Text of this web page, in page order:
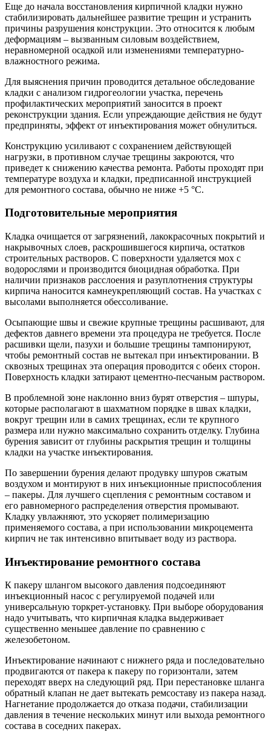
Еще до начала восстановления кирпичной кладки нужно
стабилизировать дальнейшее развитие трещин и устранить
причины разрушения конструкции. Это относится к любым
деформациям – вызванным силовым воздействием,
неравномерной осадкой или изменениями температурно-
влажностного режима.
Для выяснения причин проводится детальное обследование
кладки с анализом гидрогеологии участка, перечень
профилактических мероприятий заносится в проект
реконструкции здания. Если упреждающие действия не будут
предприняты, эффект от инъектирования может обнулиться.
Конструкцию усиливают с сохранением действующей
нагрузки, в противном случае трещины закроются, что
приведет к снижению качества ремонта. Работы проходят при
температуре воздуха и кладки, предписанной инструкцией
для ремонтного состава, обычно не ниже +5 °C.
Подготовительные мероприятия
Кладка очищается от загрязнений, лакокрасочных покрытий и
накрывочных слоев, раскрошившегося кирпича, остатков
строительных растворов. С поверхности удаляется мох с
водорослями и производится биоцидная обработка. При
наличии признаков расслоения и разуплотнения структуры
кирпича наносится камнеукрепляющий состав. На участках с
высолами выполняется обессоливание.
Осыпающие швы и свежие крупные трещины расшивают, для
дефектов давнего времени эта процедура не требуется. После
расшивки щели, пазухи и большие трещины тампонируют,
чтобы ремонтный состав не вытекал при инъектировании. В
сквозных трещинах эта операция проводится с обеих сторон.
Поверхность кладки затирают цементно-песчаным раствором.
В проблемной зоне наклонно вниз бурят отверстия – шпуры,
которые располагают в шахматном порядке в швах кладки,
вокруг трещин или в самих трещинах, если те крупного
размера или нужно максимально сохранить отделку. Глубина
бурения зависит от глубины раскрытия трещин и толщины
кладки на участке инъектирования.
По завершении бурения делают продувку шпуров сжатым
воздухом и монтируют в них инъекционные приспособления
– пакеры. Для лучшего сцепления с ремонтным составом и
его равномерного распределения отверстия промывают.
Кладку увлажняют, это ускоряет полимеризацию
применяемого состава, а при использовании микроцемента
кирпич не так интенсивно впитывает воду из раствора.
Инъектирование ремонтного состава
К пакеру шлангом высокого давления подсоединяют
инъекционный насос с регулируемой подачей или
универсальную торкрет-установку. При выборе оборудования
надо учитывать, что кирпичная кладка выдерживает
существенно меньшее давление по сравнению с
железобетоном.
Инъектирование начинают с нижнего ряда и последовательно
продвигаются от пакера к пакеру по горизонтали, затем
переходят вверх на следующий ряд. При перестановке шланга
обратный клапан не дает вытекать ремсоставу из пакера назад.
Нагнетание продолжается до отказа подачи, стабилизации
давления в течение нескольких минут или выхода ремонтного
состава в соседних пакерах.